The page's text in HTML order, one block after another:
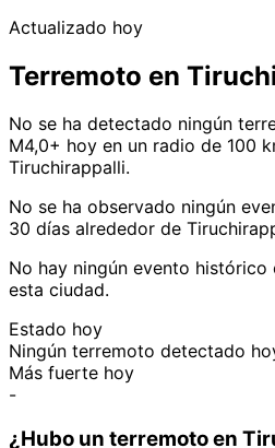
Actualizado hoy
Terremoto en
No se ha detectado ningún
M4,0+ hoy en un radio de 100
Tiruchirappalli.
No se ha observado ningún
30 días alrededor de
No hay ningún evento
esta ciudad.
Estado hoy
Ningún terremoto detectado
Más fuerte hoy
-
¿Hubo un terremoto en